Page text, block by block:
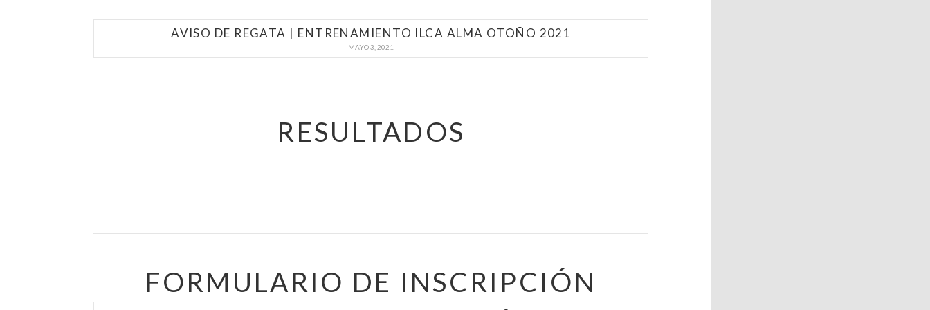
AVISO DE REGATA | ENTRENAMIENTO ILCA ALMA OTOÑO 2021
MAYO 3, 2021
RESULTADOS
FORMULARIO DE INSCRIPCIÓN